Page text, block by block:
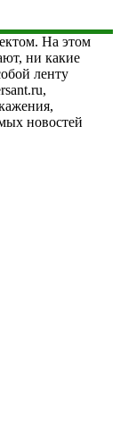
На этом
ни какие
ленту
новостей